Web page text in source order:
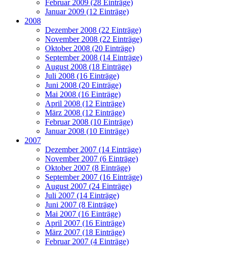
Februar 2009 (28 Einträge)
Januar 2009 (12 Einträge)
2008
Dezember 2008 (22 Einträge)
November 2008 (22 Einträge)
Oktober 2008 (20 Einträge)
September 2008 (14 Einträge)
August 2008 (18 Einträge)
Juli 2008 (16 Einträge)
Juni 2008 (20 Einträge)
Mai 2008 (16 Einträge)
April 2008 (12 Einträge)
März 2008 (12 Einträge)
Februar 2008 (10 Einträge)
Januar 2008 (10 Einträge)
2007
Dezember 2007 (14 Einträge)
November 2007 (6 Einträge)
Oktober 2007 (8 Einträge)
September 2007 (16 Einträge)
August 2007 (24 Einträge)
Juli 2007 (14 Einträge)
Juni 2007 (8 Einträge)
Mai 2007 (16 Einträge)
April 2007 (16 Einträge)
März 2007 (18 Einträge)
Februar 2007 (4 Einträge)